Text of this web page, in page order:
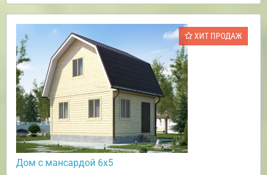
ХИТ ПРОДАЖ
Дом с мансардой 6х5